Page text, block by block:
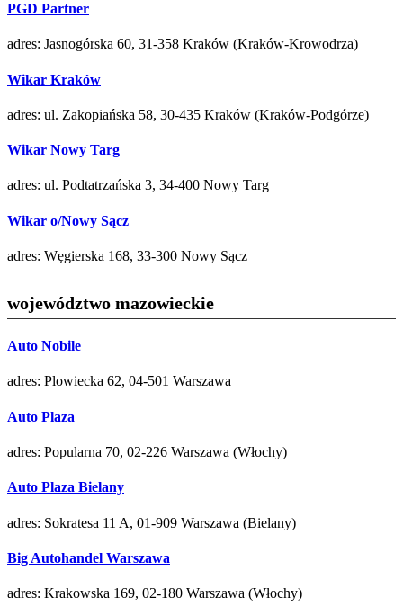
PGD Partner
adres: Jasnogórska 60, 31-358 Kraków (Kraków-Krowodrza)
Wikar Kraków
adres: ul. Zakopiańska 58, 30-435 Kraków (Kraków-Podgórze)
Wikar Nowy Targ
adres: ul. Podtatrzańska 3, 34-400 Nowy Targ
Wikar o/Nowy Sącz
adres: Węgierska 168, 33-300 Nowy Sącz
województwo mazowieckie
Auto Nobile
adres: Plowiecka 62, 04-501 Warszawa
Auto Plaza
adres: Popularna 70, 02-226 Warszawa (Włochy)
Auto Plaza Bielany
adres: Sokratesa 11 A, 01-909 Warszawa (Bielany)
Big Autohandel Warszawa
adres: Krakowska 169, 02-180 Warszawa (Włochy)